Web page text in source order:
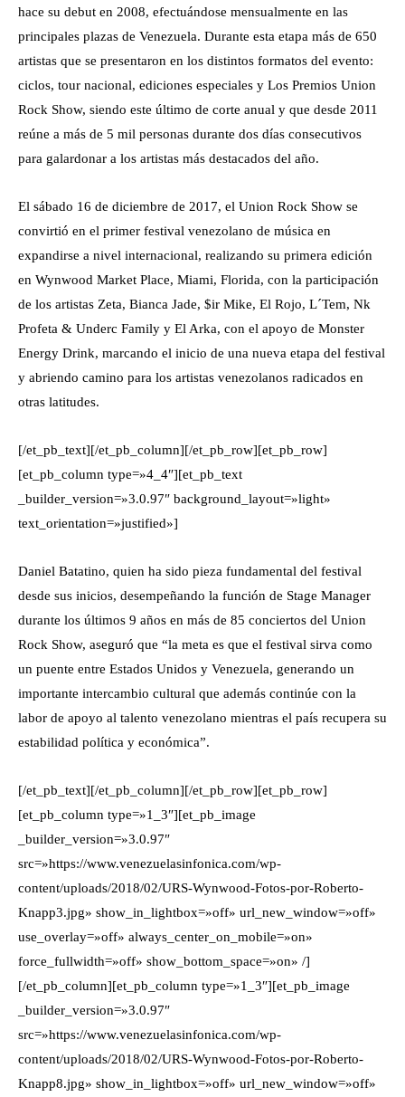
hace su debut en 2008, efectuándose mensualmente en las
principales plazas de Venezuela. Durante esta etapa más de 650
artistas que se presentaron en los distintos formatos del evento:
ciclos, tour nacional, ediciones especiales y Los Premios Union
Rock Show, siendo este último de corte anual y que desde 2011
reúne a más de 5 mil personas durante dos días consecutivos
para galardonar a los artistas más destacados del año.
El sábado 16 de diciembre de 2017, el Union Rock Show se
convirtió en el primer festival venezolano de música en
expandirse a nivel internacional, realizando su primera edición
en Wynwood Market Place, Miami, Florida, con la participación
de los artistas Zeta, Bianca Jade, $ir Mike, El Rojo, L´Tem, Nk
Profeta & Underc Family y El Arka, con el apoyo de Monster
Energy Drink, marcando el inicio de una nueva etapa del festival
y abriendo camino para los artistas venezolanos radicados en
otras latitudes.
[/et_pb_text][/et_pb_column][/et_pb_row][et_pb_row]
[et_pb_column type=»4_4″][et_pb_text
_builder_version=»3.0.97″ background_layout=»light»
text_orientation=»justified»]
Daniel Batatino, quien ha sido pieza fundamental del festival
desde sus inicios, desempeñando la función de Stage Manager
durante los últimos 9 años en más de 85 conciertos del Union
Rock Show, aseguró que “la meta es que el festival sirva como
un puente entre Estados Unidos y Venezuela, generando un
importante intercambio cultural que además continúe con la
labor de apoyo al talento venezolano mientras el país recupera su
estabilidad política y económica”.
[/et_pb_text][/et_pb_column][/et_pb_row][et_pb_row]
[et_pb_column type=»1_3″][et_pb_image
_builder_version=»3.0.97″
src=»https://www.venezuelasinfonica.com/wp-
content/uploads/2018/02/URS-Wynwood-Fotos-por-Roberto-
Knapp3.jpg» show_in_lightbox=»off» url_new_window=»off»
use_overlay=»off» always_center_on_mobile=»on»
force_fullwidth=»off» show_bottom_space=»on» /]
[/et_pb_column][et_pb_column type=»1_3″][et_pb_image
_builder_version=»3.0.97″
src=»https://www.venezuelasinfonica.com/wp-
content/uploads/2018/02/URS-Wynwood-Fotos-por-Roberto-
Knapp8.jpg» show_in_lightbox=»off» url_new_window=»off»